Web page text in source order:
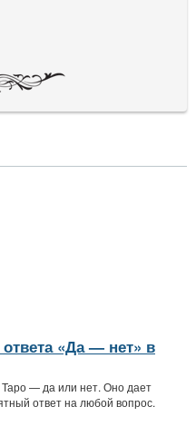
«Да — нет» в
Таро — да или нет. Оно дает
ответ на любой вопрос.